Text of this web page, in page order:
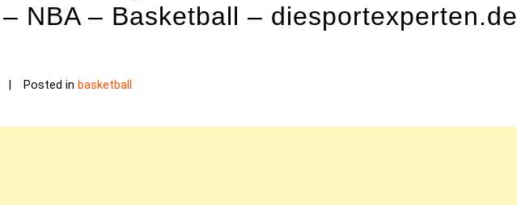
NBA – Basketball – diesportexperten.de
Posted in basketball